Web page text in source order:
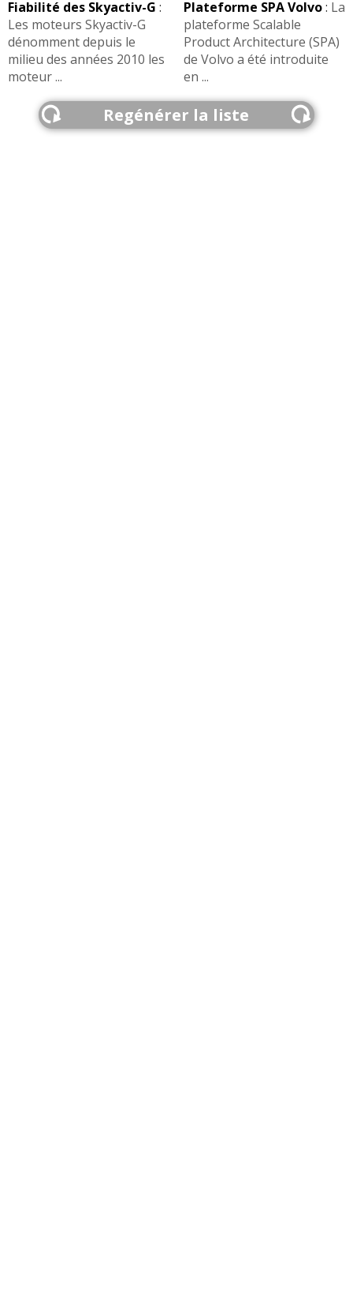
Fiabilité des Skyactiv-G :
Les moteurs Skyactiv-G
dénomment depuis le
milieu des années 2010 les
moteur ...
Plateforme SPA Volvo: La
plateforme Scalable
Product Architecture (SPA)
de Volvo a été introduite
en ...
Regénérer la liste